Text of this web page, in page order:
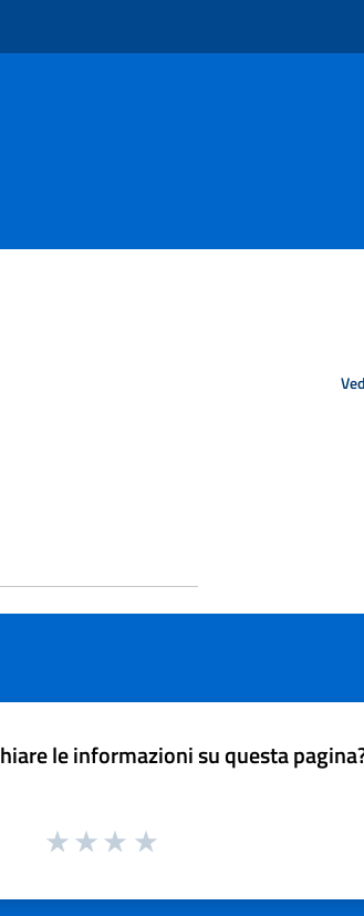
le informazioni su questa